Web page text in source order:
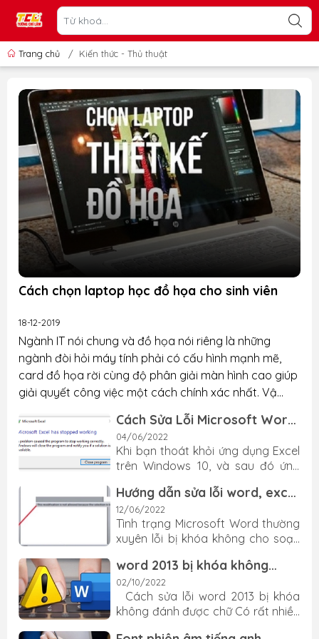
Trang chủ / Kiến thức - Thủ thuật
Cách chọn laptop học đồ họa cho sinh viên
18-12-2019
Ngành IT nói chung và đồ họa nói riêng là những
ngành đòi hỏi máy tính phải có cấu hình mạnh mẽ,
card đồ họa rời cùng độ phân giải màn hình cao giúp
giải quyết công việc một cách chính xác nhất. Vậ...
Cách Sửa Lỗi Microsoft Word,
Excel has stopped working
04/06/2022
Khi bạn thoát khỏi ứng dụng Excel
trên Windows 10, và sau đó ứng
lỗi sau: “Microsoft Excel 2016 Has
Stopped Working”. Thì dưới đây là
cách để khắc phục tình trạng này.
Nguyên nhân gây ra lỗi Microsoft
Đây là 1 lỗi khá phổ biến, đó là khi
bạn thoát khỏi Excel 2016, lập tức
ứng dụng bị treo và thông báo
một dòng tin nhắn. Dường như lỗi
này xảy ra liên tục trên máy tính
Hướng dẫn sửa lỗi word, excel
2016 bị khóa không cho soạn
thảo hiệu quả 100%
12/06/2022
Tình trạng Microsoft Word thường
xuyên lỗi bị khóa không cho soạn
chữ là hiện trạng không mấy xa lạ
đối với những người dùng Word.
Đừng quá vội lo lắng đem máy tính
laptop của mình đi sửa. Hãy thử
ngay các cách mà Laptop TCL
word 2013 bị khóa không
đánh được chữ
02/10/2022
không đánh được chữ Có rất nhiều